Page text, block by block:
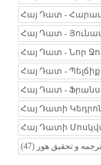
Հայ Դատ -
Հայ Դատ -
Հայ Դատ - Նոր
Հայ Դատ -
Հայ Դատ -
Հայ Դատի
Հայ Դատի
و تحقیق هور (47)